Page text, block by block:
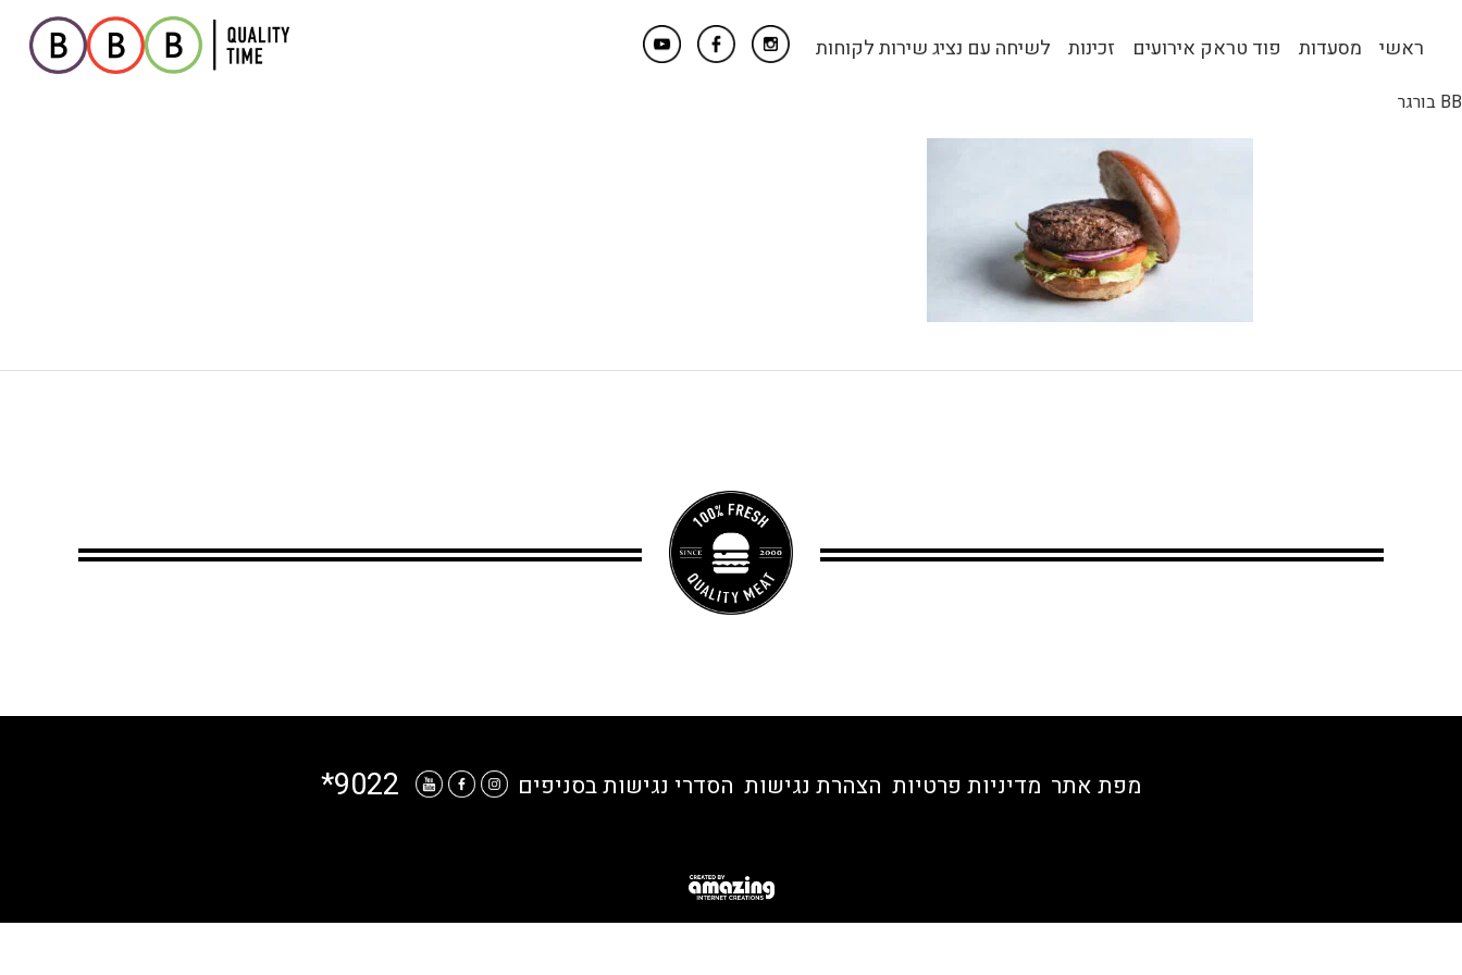
ראשי מסעדות פוד טראק אירועים זכינות לשיחה עם נציג שירות לקוחות
BB בורגר
מפת אתר מדיניות פרטיות הצהרת נגישות הסדרי נגישות בסניפים *9022